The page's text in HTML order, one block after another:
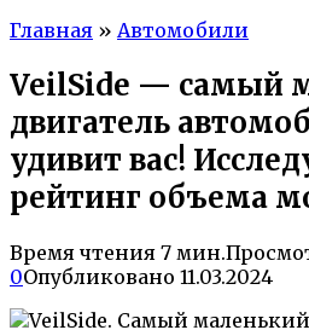
Главная » Автомобили
VeilSide — самый
двигатель
удивит вас!
рейтинг объема
Время чтения 7 мин.
0Опубликовано 11.03.2024